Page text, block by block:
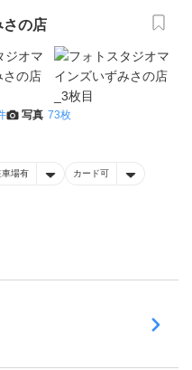
さの店
写真 73枚
車場有 カード可